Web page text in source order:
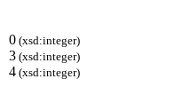
0 (xsd:integer)
3 (xsd:integer)
4 (xsd:integer)